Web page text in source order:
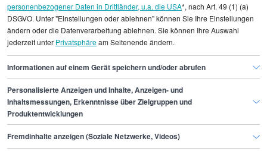
Gehaltsinformationen
Marketing
Senior E-Commerce Manager/in
Senior E-Commerce Manager/in Dortmund
Finde den Job,
der zu dir passt.
personenbezogener Daten in Drittländer, u.a. die USA*, nach Art. 49 (1) (a)
DSGVO. Unter "Einstellungen oder ablehnen" können Sie Ihre Einstellungen
ändern oder die Datenverarbeitung ablehnen. Sie können Ihre Auswahl
jederzeit unter Privatsphäream Seitenende ändern.
Informationen auf einem Gerät speichern und/oder abrufen
Personalisierte Anzeigen und Inhalte, Anzeigen- und
Inhaltsmessungen, Erkenntnisse über Zielgruppen und
Produktentwicklungen
Fremdinhalte anzeigen (Soziale Netzwerke, Videos)